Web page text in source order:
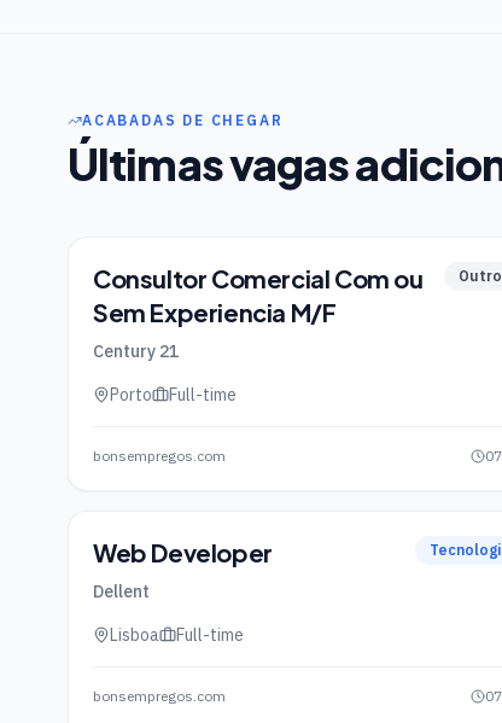
ACABADAS DE CHEGAR
Últimas vagas
Consultor Comercial Com ou
Sem Experiencia M/F
Century 21
Porto
Full-time
bonsempregos.com
Web Developer
Dellent
Lisboa
Full-time
bonsempregos.com